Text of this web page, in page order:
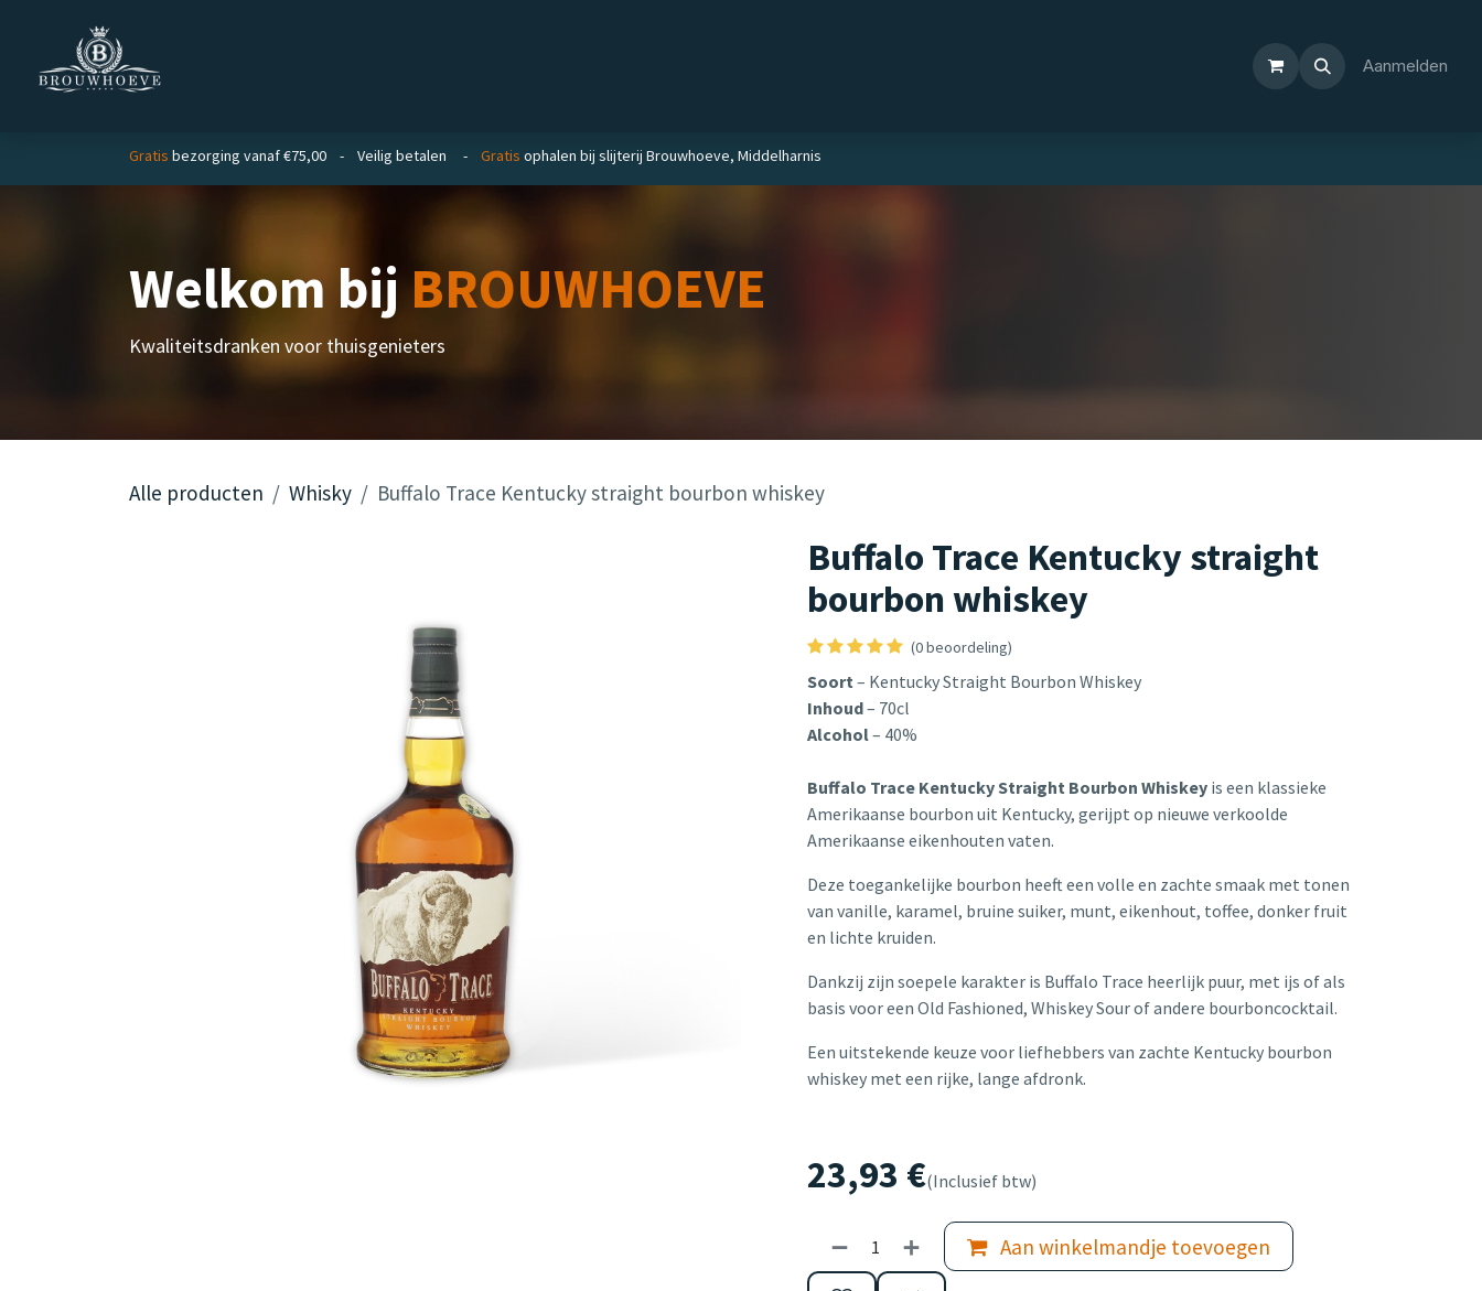
Aanmelden
Gratis bezorging vanaf €75,00 - Veilig betalen - Gratis ophalen bij slijterij Brouwhoeve, Middelharnis
Welkom bijBROUWHOEVE
Kwaliteitsdranken voor thuisgenieters
Alle producten Whisky Buffalo Trace Kentucky straight bourbon whiskey
Buffalo Trace Kentucky straight
bourbon whiskey
(0 beoordeling)
Soort– Kentucky Straight Bourbon Whiskey
Inhoud– 70cl
Alcohol– 40%
Buffalo Trace Kentucky Straight Bourbon Whiskey is een klassieke
Amerikaanse bourbon uit Kentucky, gerijpt op nieuwe verkoolde
Amerikaanse eikenhouten vaten.
Deze toegankelijke bourbon heeft een volle en zachte smaak met tonen
van vanille, karamel, bruine suiker, munt, eikenhout, toffee, donker fruit
en lichte kruiden.
Dankzij zijn soepele karakter is Buffalo Trace heerlijk puur, met ijs of als
basis voor een Old Fashioned, Whiskey Sour of andere bourboncocktail.
Een uitstekende keuze voor liefhebbers van zachte Kentucky bourbon
whiskey met een rijke, lange afdronk.
23,93 €(Inclusief btw)
Aan winkelmandje toevoegen